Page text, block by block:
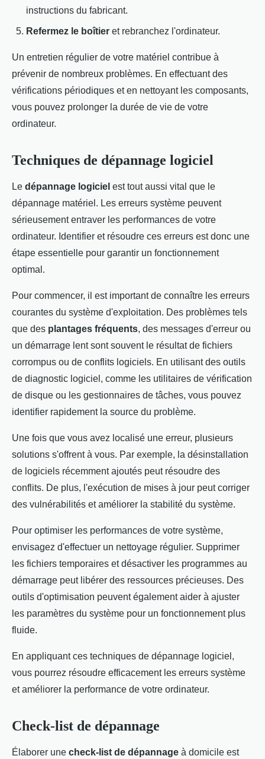
instructions du fabricant.
Refermez le boîtier et rebranchez l'ordinateur.
Un entretien régulier de votre matériel contribue à
prévenir de nombreux problèmes. En effectuant des
vérifications périodiques et en nettoyant les composants,
vous pouvez prolonger la durée de vie de votre
ordinateur.
Techniques de dépannage logiciel
Le dépannage logiciel est tout aussi vital que le
dépannage matériel. Les erreurs système peuvent
sérieusement entraver les performances de votre
ordinateur. Identifier et résoudre ces erreurs est donc une
étape essentielle pour garantir un fonctionnement
optimal.
Pour commencer, il est important de connaître les erreurs
courantes du système d'exploitation. Des problèmes tels
que des plantages fréquents, des messages d'erreur ou
un démarrage lent sont souvent le résultat de fichiers
corrompus ou de conflits logiciels. En utilisant des outils
de diagnostic logiciel, comme les utilitaires de vérification
de disque ou les gestionnaires de tâches, vous pouvez
identifier rapidement la source du problème.
Une fois que vous avez localisé une erreur, plusieurs
solutions s'offrent à vous. Par exemple, la désinstallation
de logiciels récemment ajoutés peut résoudre des
conflits. De plus, l'exécution de mises à jour peut corriger
des vulnérabilités et améliorer la stabilité du système.
Pour optimiser les performances de votre système,
envisagez d'effectuer un nettoyage régulier. Supprimer
les fichiers temporaires et désactiver les programmes au
démarrage peut libérer des ressources précieuses. Des
outils d'optimisation peuvent également aider à ajuster
les paramètres du système pour un fonctionnement plus
fluide.
En appliquant ces techniques de dépannage logiciel,
vous pourrez résoudre efficacement les erreurs système
et améliorer la performance de votre ordinateur.
Check-list de dépannage
Élaborer une check-list de dépannage à domicile est